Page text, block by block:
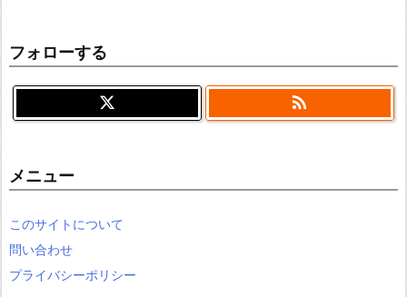
フォローする

メニュー
このサイトについて
問い合わせ
プライバシーポリシー